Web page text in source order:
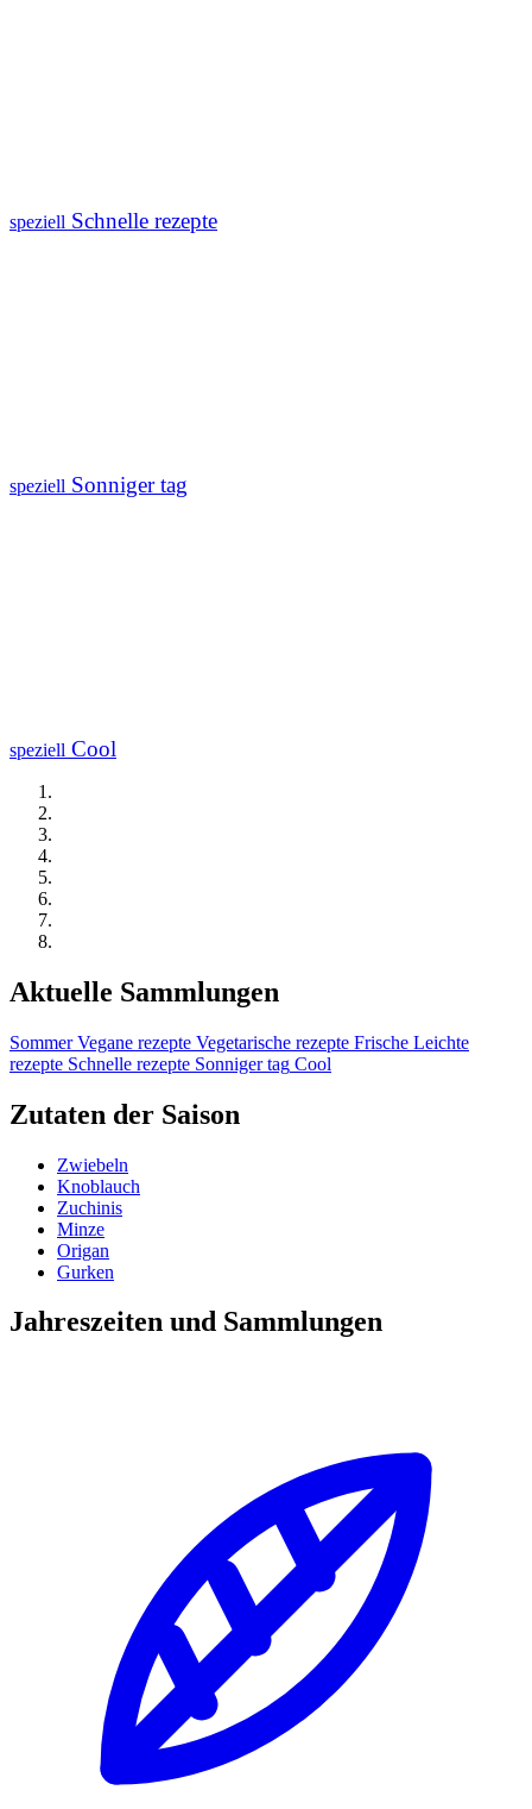
speziell Schnelle rezepte
speziell Sonniger tag
speziell Cool
Aktuelle Sammlungen
Sommer Vegane rezepte Vegetarische rezepte Frische Leichte
rezepte Schnelle rezepte Sonniger tag Cool
Zutaten der Saison
Zwiebeln
Knoblauch
Zuchinis
Minze
Origan
Gurken
Jahreszeiten und Sammlungen